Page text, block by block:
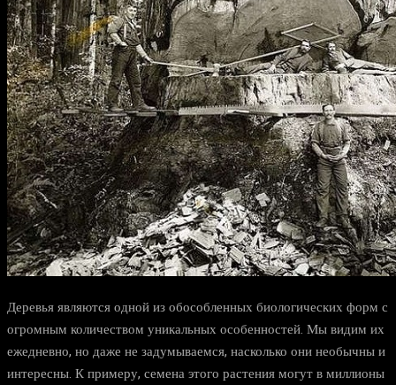
Деревья являются одной из обособленных биологических форм с
огромным количеством уникальных особенностей. Мы видим их
ежедневно, но даже не задумываемся, насколько они необычны и
интересны. К примеру, семена этого растения могут в миллионы